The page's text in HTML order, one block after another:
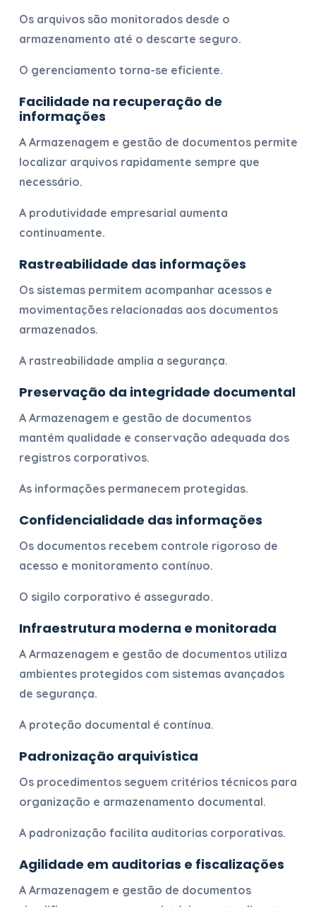
Os arquivos são monitorados desde o
armazenamento até o descarte seguro.
O gerenciamento torna-se eficiente.
Facilidade na recuperação de
informações
A Armazenagem e gestão de documentospermite
localizar arquivos rapidamente sempre que
necessário.
A produtividade empresarial aumenta
continuamente.
Rastreabilidade das informações
Os sistemas permitem acompanhar acessos e
movimentações relacionadas aos documentos
armazenados.
A rastreabilidade amplia a segurança.
Preservação da integridade documental
A Armazenagem e gestão de documentos
mantém qualidade e conservação adequada dos
registros corporativos.
As informações permanecem protegidas.
Confidencialidade das informações
Os documentos recebem controle rigoroso de
acesso e monitoramento contínuo.
O sigilo corporativo é assegurado.
Infraestrutura moderna e monitorada
A Armazenagem e gestão de documentosutiliza
ambientes protegidos com sistemas avançados
de segurança.
A proteção documental é contínua.
Padronização arquivística
Os procedimentos seguem critérios técnicos para
organização e armazenamento documental.
A padronização facilita auditorias corporativas.
Agilidade em auditorias e fiscalizações
A Armazenagem e gestão de documentos